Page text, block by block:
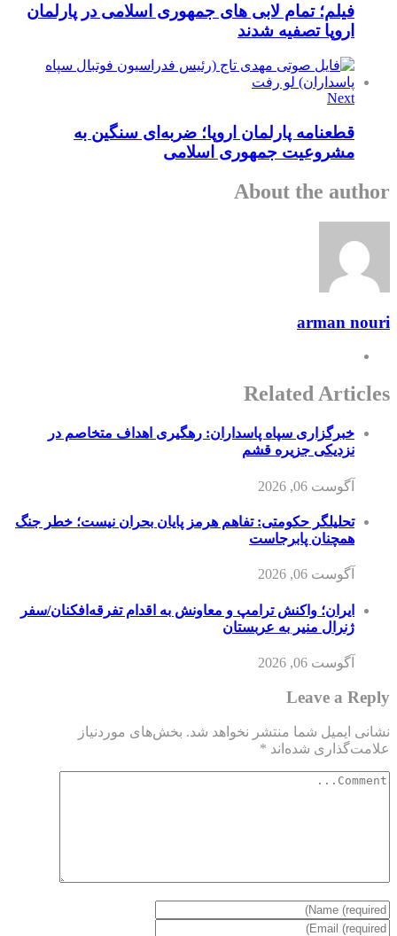
فیلم؛ تمام لابی های جمهوری اسلامی در پارلمان
اروپا تصفیه شدند
Next
قطعنامه پارلمان اروپا؛ ضربه‌ای سنگین به
مشروعیت جمهوری اسلامی
About the author
arman nouri
Related Articles
خبرگزاری سپاه پاسداران: رهگیری اهداف متخاصم در
نزدیکی جزیره قشم
آگوست 06, 2026
تحلیلگر حکومتی: تفاهم هرمز پایان بحران نیست؛ خطر جنگ
همچنان پابرجاست
آگوست 06, 2026
ایران؛ واکنش ترامپ و معاونش به اقدام تفرقه‌افکنان/سفر
ژنرال منیر به عربستان
آگوست 06, 2026
Leave a Reply
نشانی ایمیل شما منتشر نخواهد شد. بخش‌های موردنیاز
علامت‌گذاری شده‌اند *